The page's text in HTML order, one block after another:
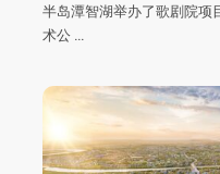
半岛潭智湖举办了歌剧院项
术公 ...